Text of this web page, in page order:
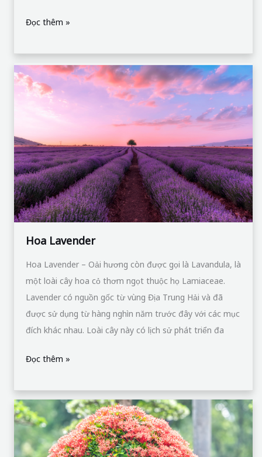
Đọc thêm »
Hoa Lavender
Hoa Lavender – Oải hương còn được gọi là Lavandula, là
một loài cây hoa cỏ thơm ngọt thuộc họ Lamiaceae.
Lavender có nguồn gốc từ vùng Địa Trung Hải và đã
được sử dụng từ hàng nghìn năm trước đây với các mục
đích khác nhau. Loài cây này có lịch sử phát triển đa
Hoa
Lavender
Đọc thêm »
Bonsai
–
Các